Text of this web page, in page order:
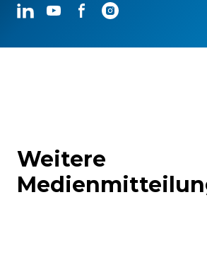
LinkedInYouTubeFacebookInstagram
Weitere